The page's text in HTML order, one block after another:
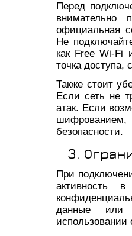
Перед
внимательно
официальная
Не
как Free Wi-Fi
точка доступа,
Также стоит
Если сеть не
атак. Если
безопасности.
3.
При
активность
данные или
использовании